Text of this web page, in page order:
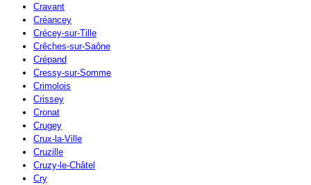
Cravant
Créancey
Crécey-sur-Tille
Crêches-sur-Saône
Crépand
Cressy-sur-Somme
Crimolois
Crissey
Cronat
Crugey
Crux-la-Ville
Cruzille
Cruzy-le-Châtel
Cry